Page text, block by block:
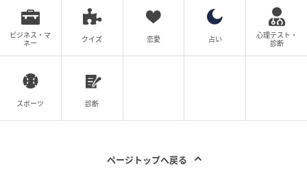
ビジネス・マ
ネー
クイズ 恋愛 占い
心理テスト・
診断
スポーツ 診断
ページトップへ戻る